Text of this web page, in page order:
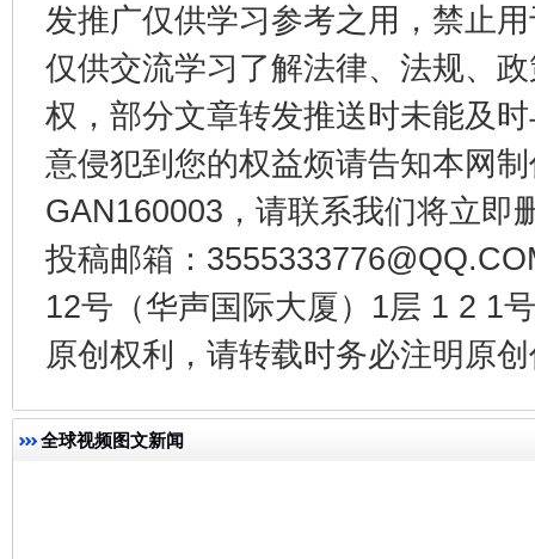
发推广仅供学习参考之用，禁止
仅供交流学习了解法律、法规、
权，部分文章转发推送时未能及
意侵犯到您的权益烦请告知本网
GAN160003，请联系我们将立即
投稿邮箱：
12号（华声国际大厦）1层 1 2 1
原创权利，请转载时务必注明原
全球视频图文新闻
今